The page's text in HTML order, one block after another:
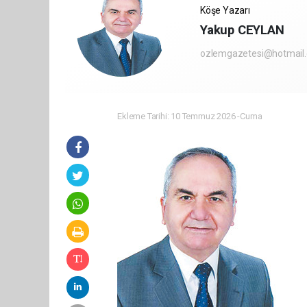
Köşe Yazarı
Yakup CEYLAN
Ekleme Tarihi: 10 Temmuz 2026 -Cuma